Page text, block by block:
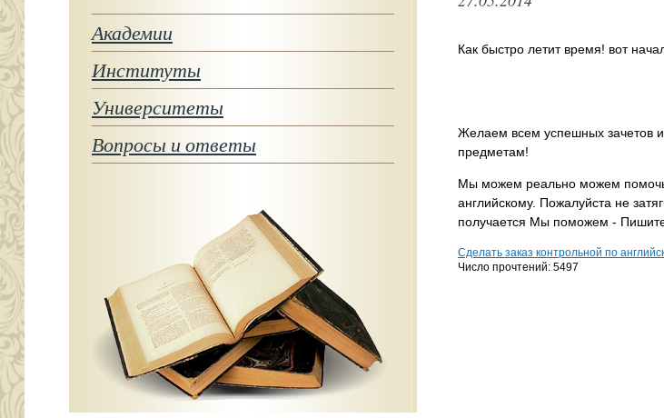
Академии
Институты
Университеты
Вопросы и ответы
Как быстро летит время! вот
Желаем всем успешных зачетов
предметам!
Мы можем реально можем помочь
английскому. Пожалуйста не
получается Мы поможем -
Сделать заказ контрольной по
Число прочтений: 5497